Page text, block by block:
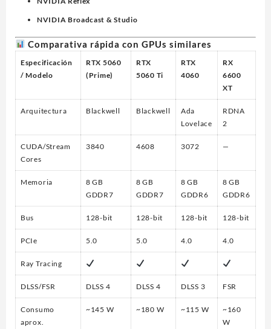
NVIDIA Broadcast & Studio
Comparativa rápida con GPUs similares
Especificación
/ Modelo
RTX 5060
(Prime)
RTX
5060 Ti
RTX
4060
RX
6600
XT
Arquitectura Blackwell Blackwell
Ada
Lovelace
RDNA
2
CUDA/Stream
Cores
3840 4608 3072 —
Memoria
8 GB
GDDR7
8 GB
GDDR7
8 GB
GDDR6
8 GB
GDDR6
Bus 128-bit 128-bit 128-bit 128-bit
PCIe 5.0 5.0 4.0 4.0
Ray Tracing
DLSS/FSR DLSS 4 DLSS 4 DLSS 3 FSR
Consumo
aprox.
~145 W ~180 W ~115 W
~160
W